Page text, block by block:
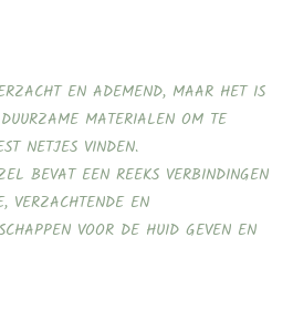
EN ADEMEND, MAAR HET IS
MATERIALEN OM TE
NETJES VINDEN.
BEVAT EEN REEKS VERBINDINGEN
VERZACHTENDE EN
VOOR DE HUID GEVEN EN